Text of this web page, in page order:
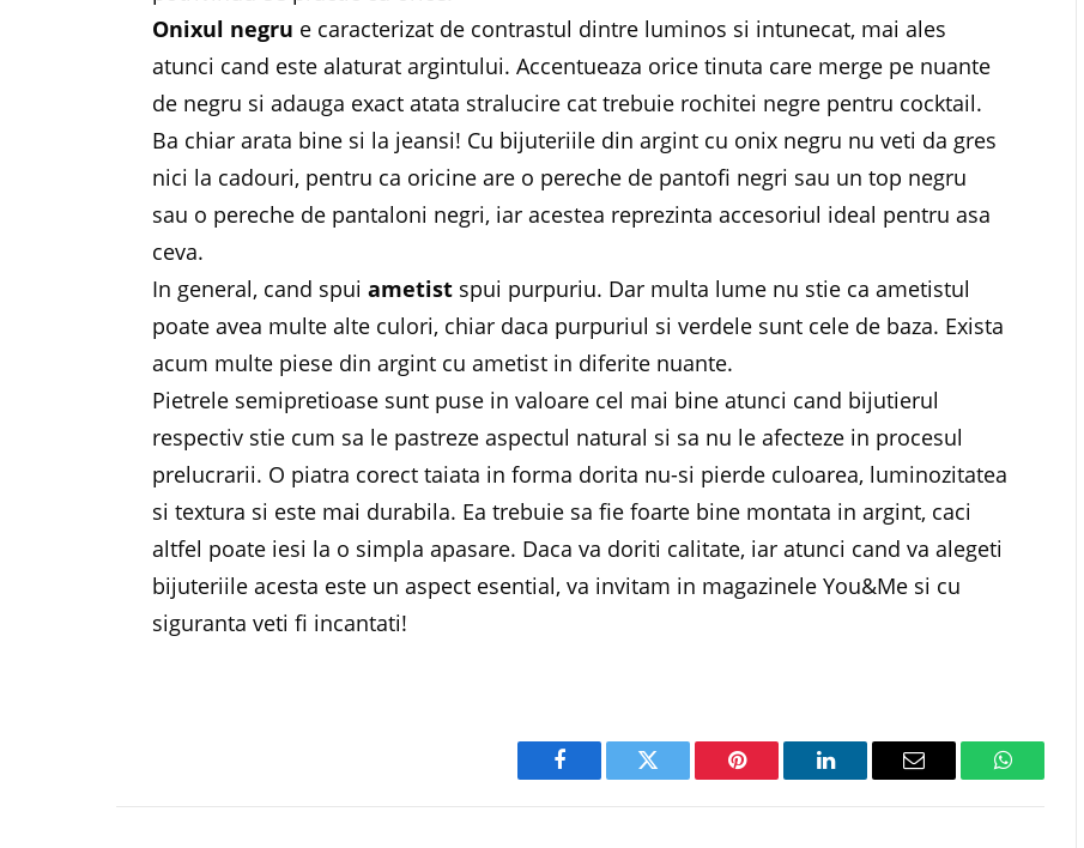
Onixul negru e caracterizat de contrastul dintre luminos si intunecat, mai ales
atunci cand este alaturat argintului. Accentueaza orice tinuta care merge pe nuante
de negru si adauga exact atata stralucire cat trebuie rochitei negre pentru cocktail.
Ba chiar arata bine si la jeansi! Cu bijuteriile din argint cu onix negru nu veti da gres
nici la cadouri, pentru ca oricine are o pereche de pantofi negri sau un top negru
sau o pereche de pantaloni negri, iar acestea reprezinta accesoriul ideal pentru asa
ceva.
In general, cand spuiametist spui purpuriu. Dar multa lume nu stie ca ametistul
poate avea multe alte culori, chiar daca purpuriul si verdele sunt cele de baza. Exista
acum multe piese din argint cu ametist in diferite nuante.
Pietrele semipretioase sunt puse in valoare cel mai bine atunci cand bijutierul
respectiv stie cum sa le pastreze aspectul natural si sa nu le afecteze in procesul
prelucrarii. O piatra corect taiata in forma dorita nu-si pierde culoarea, luminozitatea
si textura si este mai durabila. Ea trebuie sa fie foarte bine montata in argint, caci
altfel poate iesi la o simpla apasare. Daca va doriti calitate, iar atunci cand va alegeti
bijuteriile acesta este un aspect esential, va invitam in magazinele You&Me si cu
siguranta veti fi incantati!
Facebook Twitter Pinterest LinkedIn Email WhatsApp